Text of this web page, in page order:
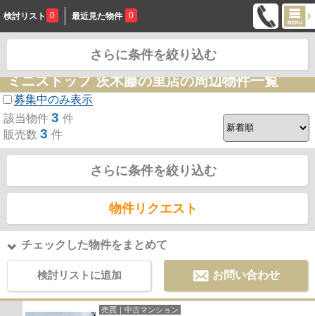
検討リスト 0 最近見た物件 0
ミニストップ 茨木藤の里店の周辺物件一覧
募集中のみ表示
該当物件 3 件
販売数 3 件
さらに条件を絞り込む
物件リクエスト
チェックした物件をまとめて
検討リストに追加 お問い合わせ
売買｜中古マンション
さらに条件を絞り込む